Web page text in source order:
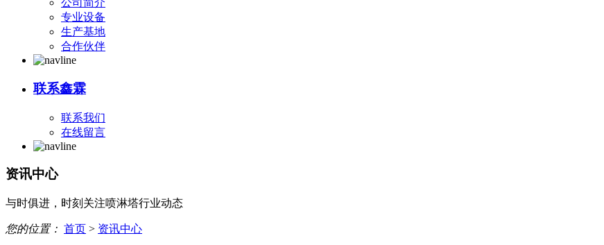
公司简介
专业设备
生产基地
合作伙伴
联系鑫霖
联系我们
在线留言
资讯中心
与时俱进，时刻关注喷淋塔行业动态
您的位置： 首页 > 资讯中心